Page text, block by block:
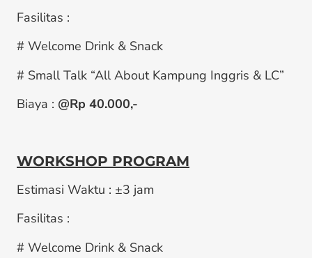
Fasilitas :
# Welcome Drink & Snack
# Small Talk “All About Kampung Inggris & LC”
Biaya : @Rp 40.000,-
WORKSHOP PROGRAM
Estimasi Waktu : ±3 jam
Fasilitas :
# Welcome Drink & Snack